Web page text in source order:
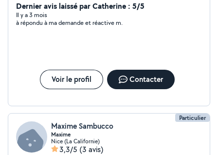
de nice .merci de me contacter
Dernier avis laissé par Catherine : 5/5
Il y a 3 mois
à répondu à ma demande et réactive m.
Voir le profil Contacter
Particulier
Maxime Sambucco
Maxime
Nice (La Californie)
3,3/5 (3 avis)